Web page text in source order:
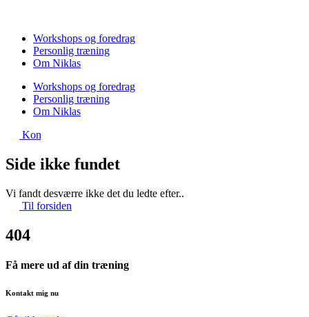
indholdWorkshops og foredrag
Personlig træning
Om Niklas
Workshops og foredrag
Personlig træning
Om Niklas
Kontakt
Side ikke fundet
Vi fandt desværre ikke det du ledte efter..
Til forsiden
404
Få mere ud af din træning
Kontakt mig nu